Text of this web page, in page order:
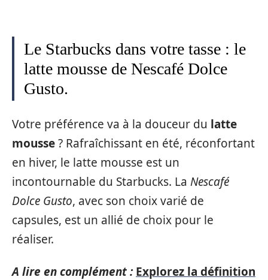
Le Starbucks dans votre tasse : le
latte mousse de Nescafé Dolce
Gusto.
Votre préférence va à la douceur du latte
mousse? Rafraîchissant en été, réconfortant
en hiver, le latte mousse est un
incontournable du Starbucks. La Nescafé
Dolce Gusto, avec son choix varié de
capsules, est un allié de choix pour le
réaliser.
A lire en complément : Explorez la définition